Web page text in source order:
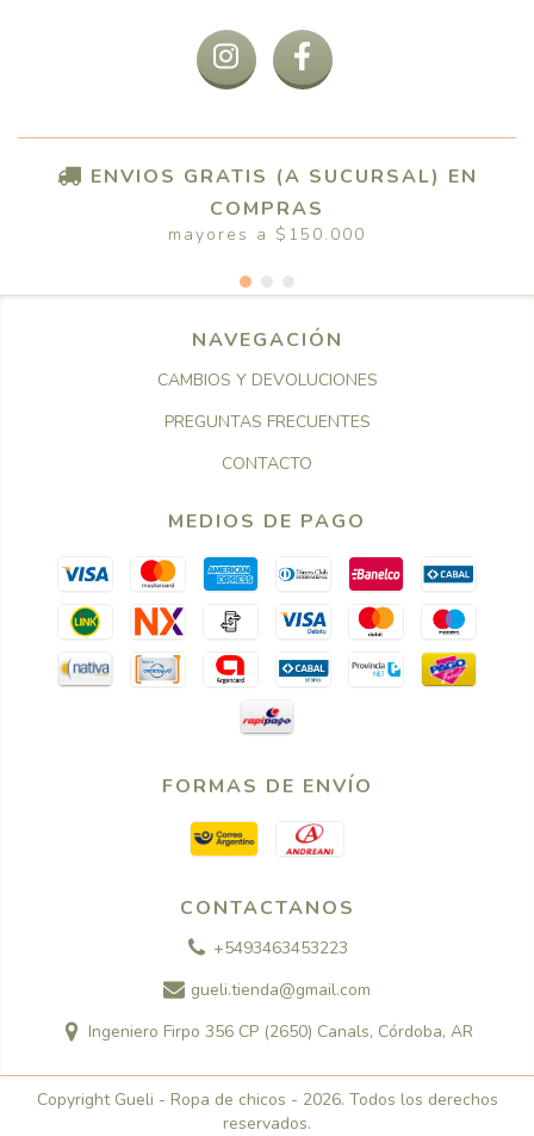
ENVIOS GRATIS (A SUCURSAL) EN
COMPRAS
mayores a $150.000
NAVEGACIÓN
CAMBIOS Y DEVOLUCIONES
PREGUNTAS FRECUENTES
CONTACTO
MEDIOS DE PAGO
FORMAS DE ENVÍO
CONTACTANOS
+5493463453223
gueli.tienda@gmail.com
Ingeniero Firpo 356 CP (2650) Canals, Córdoba, AR
Copyright Gueli - Ropa de chicos - 2026. Todos los derechos
reservados.